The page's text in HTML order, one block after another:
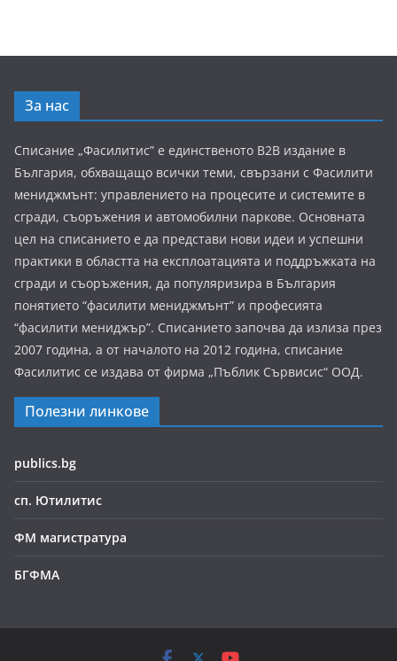
За нас
Списание „Фасилитис” е единственото B2B издание в
България, обхващащо всички теми, свързани с Фасилити
мениджмънт: управлението на процесите и системите в
сгради, съоръжения и автомобилни паркове. Основната
цел на списанието е да представи нови идеи и успешни
практики в областта на експлоатацията и поддръжката на
сгради и съоръжения, да популяризира в България
понятието “фасилити мениджмънт” и професията
“фасилити мениджър”. Списанието започва да излиза през
2007 година, а от началото на 2012 година, списание
Фасилитис се издава от фирма „Пъблик Сървисис“ ООД.
Полезни линкове
publics.bg
сп. Ютилитис
ФМ магистратура
БГФМА